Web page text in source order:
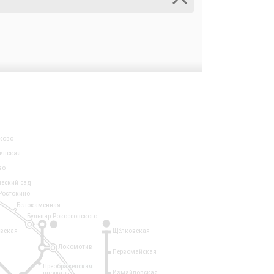
1
Локомотив
сад
Белокаменная
Щёлковская
Первомайская
Измайловская
Бульвар Рокоссовского
Преображенская